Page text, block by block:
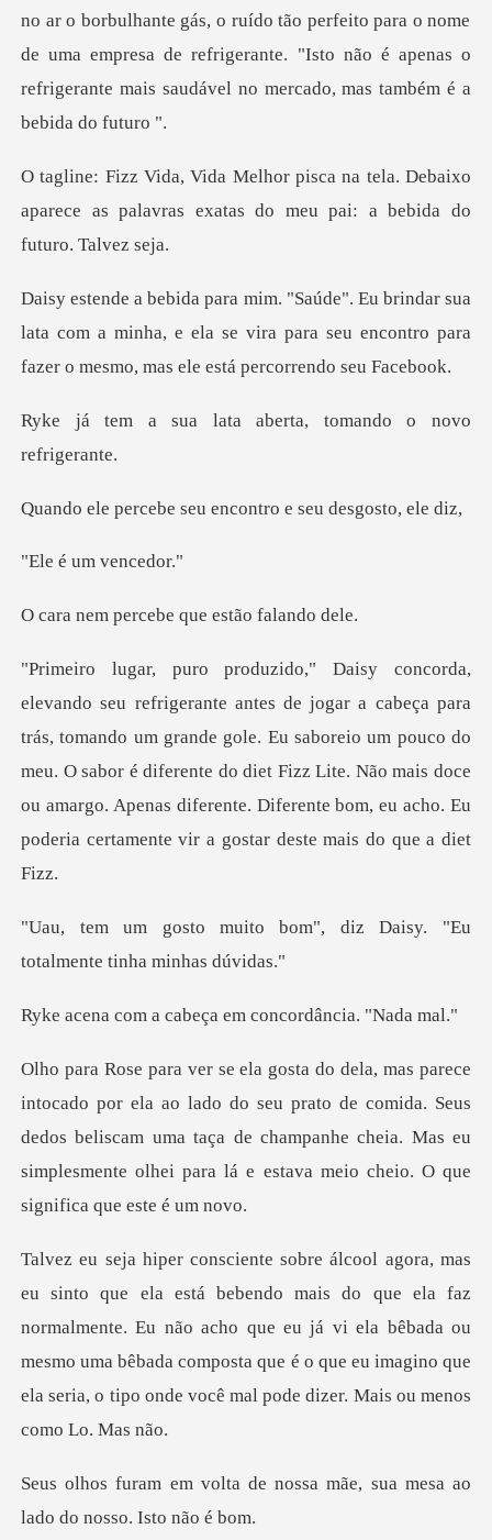
tela. Debaixo
aparece as palavras exatas
a
lata com a minha, e ela se vira para seu encontro par
ata aberta, tomando
seu encontro e se
um ve
cebe que estão
tomando um grande gole. Eu saboreio um pouco do
meu. O sabor é diferente do diet Fizz Lite. Não mais doce
ou am
om", diz Daisy. "Eu
totalm
cabeça em concord
do seu prato de comida. Seus
dedos beliscam uma taça de champanhe cheia. Mas eu
ue ela faz
normalmente. Eu não acho que eu já vi ela bêbada ou
mesmo uma bêbada composta que é
e nossa mãe, sua mesa ao
la